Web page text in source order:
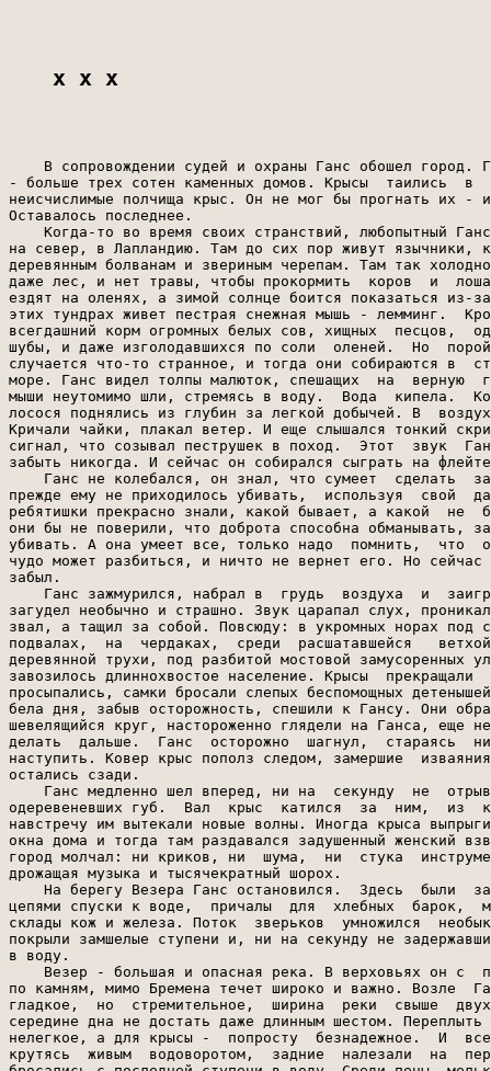
x x x
В сопровождении судей и охраны Ганс обошел город.
- больше трех сотен каменных домов. Крысы  таились
неисчислимые полчища крыс. Он не мог бы прогнать их -
Оставалось последнее.
Когда-то во время своих странствий, любопытный
на север, в Лапландию. Там до сих пор живут язычники,
деревянным болванам и звериным черепам. Там так
даже лес, и нет травы, чтобы прокормить  коров  и
ездят на оленях, а зимой солнце боится показаться из-
этих тундрах живет пестрая снежная мышь - лемминг.
всегдашний корм огромных белых сов, хищных  песцов,
шубы, и даже изголодавшихся по соли  оленей.  Но
случается что-то странное, и тогда они собираются в
море. Ганс видел толпы малюток, спешащих  на  верную
мыши неутомимо шли, стремясь в воду.  Вода  кипела.
лосося поднялись из глубин за легкой добычей. В
Кричали чайки, плакал ветер. И еще слышался тонкий
сигнал, что созывал пеструшек в поход.  Этот  звук
забыть никогда. И сейчас он собирался сыграть на
Ганс не колебался, он знал, что сумеет  сделать
прежде ему не приходилось убивать,  используя  свой
ребятишки прекрасно знали, какой бывает, а какой  не
они бы не поверили, что доброта способна обманывать,
убивать. А она умеет все, только надо  помнить,  что
чудо может разбиться, и ничто не вернет его. Но
забыл.
Ганс зажмурился, набрал в  грудь  воздуха  и
загудел необычно и страшно. Звук царапал слух,
звал, а тащил за собой. Повсюду: в укромных норах под
подвалах,  на  чердаках,  среди  расшатавшейся
деревянной трухи, под разбитой мостовой замусоренных
завозилось длиннохвостое население. Крысы  прекращали
просыпались, самки бросали слепых беспомощных
бела дня, забыв осторожность, спешили к Гансу. Они
шевелящийся круг, настороженно глядели на Ганса, еще
делать  дальше.  Ганс  осторожно  шагнул,  стараясь
наступить. Ковер крыс пополз следом, замершие
остались сзади.
Ганс медленно шел вперед, ни на  секунду  не
одеревеневших губ.  Вал  крыс  катился  за  ним,  из
навстречу им вытекали новые волны. Иногда крыса
окна дома и тогда там раздавался задушенный женский
город молчал: ни криков, ни  шума,  ни  стука
дрожащая музыка и тысячекратный шорох.
На берегу Везера Ганс остановился.  Здесь  были
цепями спуски к воде,  причалы  для  хлебных  барок,
склады кож и железа. Поток  зверьков  умножился
покрыли замшелые ступени и, ни на секунду не
в воду.
Везер - большая и опасная река. В верховьях он с
по камням, мимо Бремена течет широко и важно. Возле
гладкое,  но  стремительное,  ширина  реки  свыше
середине дна не достать даже длинным шестом.
нелегкое, а для крысы -  попросту  безнадежное.  И
крутясь  живым  водоворотом,  задние  налезали  на